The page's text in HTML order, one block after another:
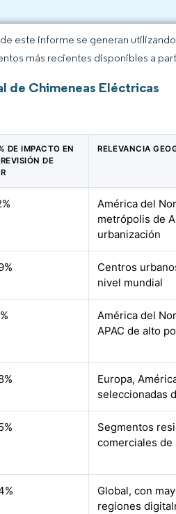
este informe se generan
más recientes disponibles a
de Chimeneas Eléctricas
DE IMPACTO EN
DE
RELEVANCIA
América del
metrópolis de
urbanización
Centros
nivel mundial
América del
APAC de alto
Europa,
seleccionadas
Segmentos
comerciales de
Global, con
regiones